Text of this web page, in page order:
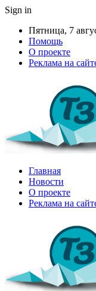
Sign in
Пятница, 7
Помощь
О проекте
Реклама на
Главная
Новости
О проекте
Реклама на